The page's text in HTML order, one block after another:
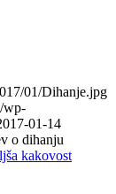
01/Dihanje.jpg
wp-
01-14
o dihanju